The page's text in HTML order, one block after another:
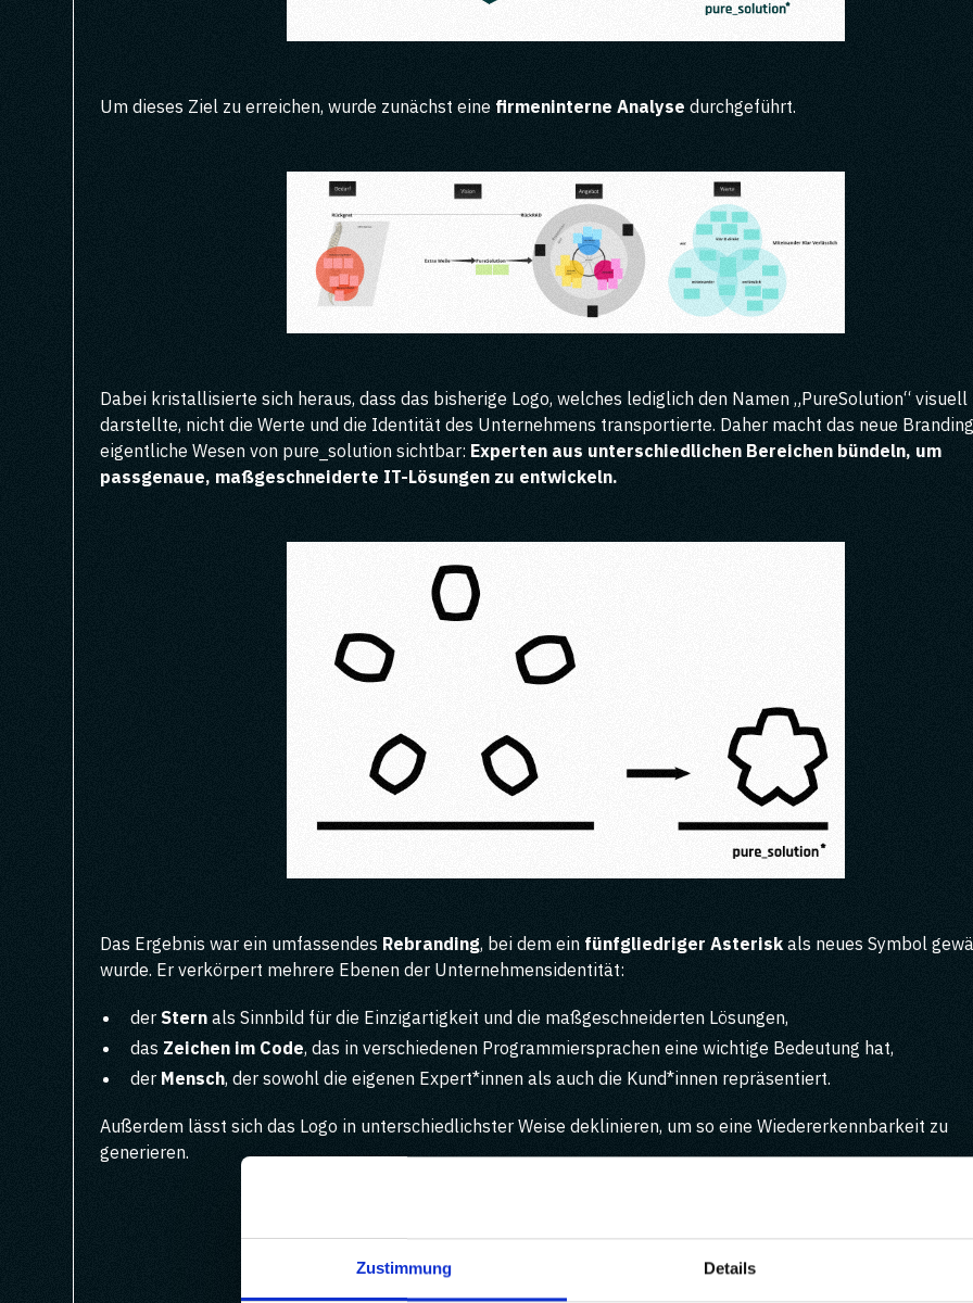
Zustimmung Details
Um dieses Ziel zu erreichen, wurde zunächst eine firmeninterne Analyse durchgeführt.
Dabei kristallisierte sich heraus, dass das bisherige Logo, welches lediglich den Namen „PureSolution“ visuell
darstellte, nicht die Werte und die Identität des Unternehmens transportierte. Daher macht das neue
eigentliche Wesen von pure_solution sichtbar: Experten aus unterschiedlichen Bereichen bündeln, um
passgenaue, maßgeschneiderte IT-Lösungen zu entwickeln.
Das Ergebnis war ein umfassendes Rebranding, bei dem ein fünfgliedriger Asterisk als neues Symbol
wurde. Er verkörpert mehrere Ebenen der Unternehmensidentität:
derStern als Sinnbild für die Einzigartigkeit und die maßgeschneiderten Lösungen,
das Zeichen im Code, das in verschiedenen Programmiersprachen eine wichtige Bedeutung hat,
der Mensch, der sowohl die eigenen Expert*innen als auch die Kund*innen repräsentiert.
Außerdem lässt sich das Logo in unterschiedlichster Weise deklinieren, um so eine Wiedererkennbarkeit zu
generieren.